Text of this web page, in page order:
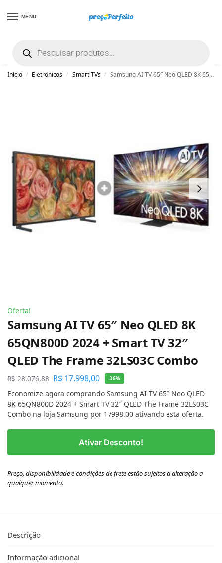
MENU
Início / Eletrônicos / Smart TVs / Samsung AI TV 65″ Neo QLED 8K 65QN800D 2024 + Smart TV 32″ QLED The Frame 32LS03C Combo
Oferta!
Samsung AI TV 65″ Neo QLED 8K
65QN800D 2024 + Smart TV 32″
QLED The Frame 32LS03C Combo
R$28.076,88 R$ 17.998,00 -36%
Economize agora comprando Samsung AI TV 65″ Neo QLED
8K 65QN800D 2024 + Smart TV 32″ QLED The Frame 32LS03C
Combo na loja Samsung por 17998.00 ativando esta oferta.
Ativar Desconto!
Preço, disponibilidade e condições de frete estão sujeitos a alteração a
qualquer momento.
Descrição
Informação adicional